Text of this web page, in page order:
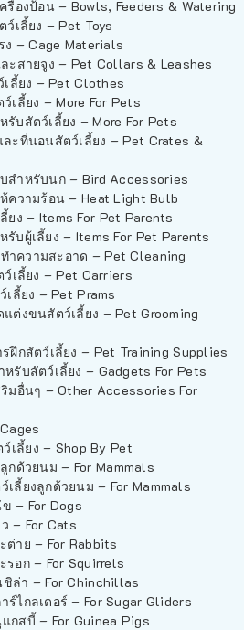
รื่องป้อน – Bowls, Feeders & Watering
ว์เลี้ยง – Pet Toys
ง – Cage Materials
ะสายจูง – Pet Collars & Leashes
เลี้ยง – Pet Clothes
เลี้ยง – More For Pets
รับสัตว์เลี้ยง – More For Pets
ะที่นอนสัตว์เลี้ยง – Pet Crates &
สำหรับนก – Bird Accessories
ความร้อน – Heat Light Bulb
ยง – Items For Pet Parents
รับผู้เลี้ยง – Items For Pet Parents
ความสะอาด – Pet Cleaning
ว์เลี้ยง – Pet Carriers
เลี้ยง – Pet Prams
ต่งขนสัตว์เลี้ยง – Pet Grooming
ฝึกสัตว์เลี้ยง – Pet Training Supplies
หรับสัตว์เลี้ยง – Gadgets For Pets
มอื่นๆ – Other Accessories For
เลี้ยง – Shop By Pet
กด้วยนม – For Mammals
เลี้ยงลูกด้วยนม – For Mammals
– For Dogs
– For Cats
ต่าย – For Rabbits
รอก – For Squirrels
ล่า – For Chinchillas
ร์ไกลเดอร์ – For Sugar Gliders
กสบี้ – For Guinea Pigs